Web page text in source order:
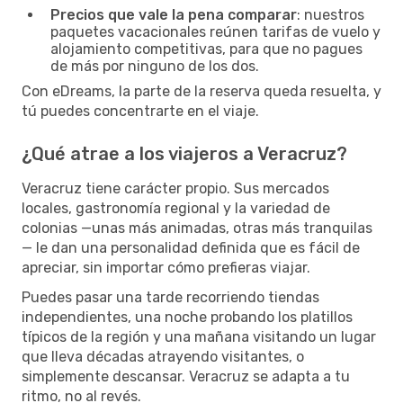
Precios que vale la pena comparar: nuestros
paquetes vacacionales reúnen tarifas de vuelo y
alojamiento competitivas, para que no pagues
de más por ninguno de los dos.
Con eDreams, la parte de la reserva queda resuelta, y
tú puedes concentrarte en el viaje.
¿Qué atrae a los viajeros a Veracruz?
Veracruz tiene carácter propio. Sus mercados
locales, gastronomía regional y la variedad de
colonias —unas más animadas, otras más tranquilas
— le dan una personalidad definida que es fácil de
apreciar, sin importar cómo prefieras viajar.
Puedes pasar una tarde recorriendo tiendas
independientes, una noche probando los platillos
típicos de la región y una mañana visitando un lugar
que lleva décadas atrayendo visitantes, o
simplemente descansar. Veracruz se adapta a tu
ritmo, no al revés.